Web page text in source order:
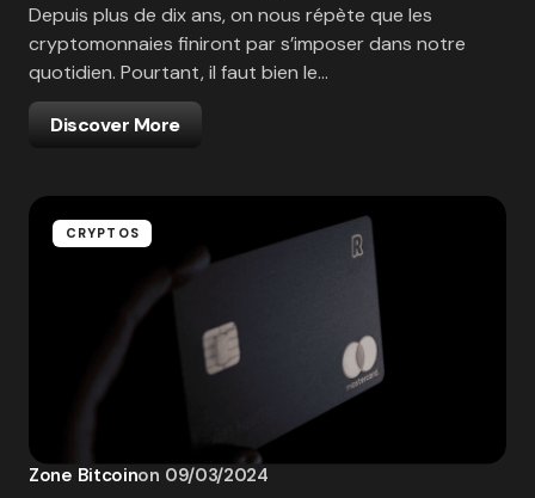
Depuis plus de dix ans, on nous répète que les
cryptomonnaies finiront par s’imposer dans notre
quotidien. Pourtant, il faut bien le…
Discover More
CRYPTOS
Zone Bitcoinon 09/03/2024